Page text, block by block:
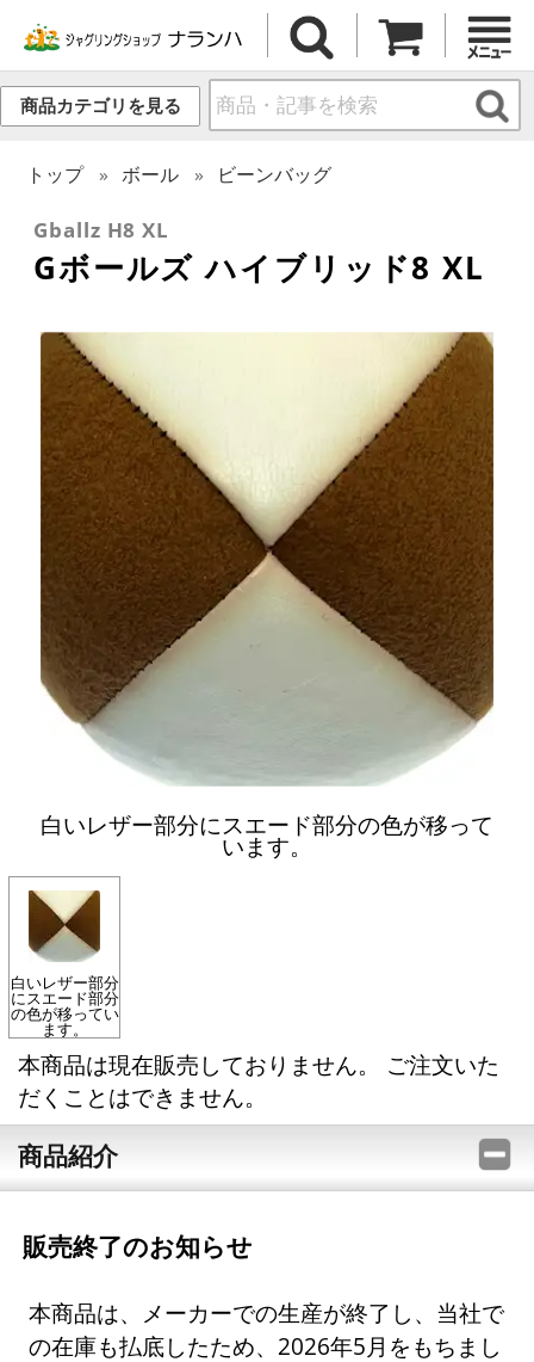
商品カテゴリを見る
トップ ボール ビーンバッグ
Gballz H8 XL
Gボールズ ハイブリッド8 XL
白いレザー部分にスエード部分の色が移って
います。
白いレザー部分
にスエード部分
の色が移ってい
ます。
本商品は現在販売しておりません。 ご注文いた
だくことはできません。
商品紹介
販売終了のお知らせ
本商品は、メーカーでの生産が終了し、当社で
の在庫も払底したため、2026年5月をもちまし